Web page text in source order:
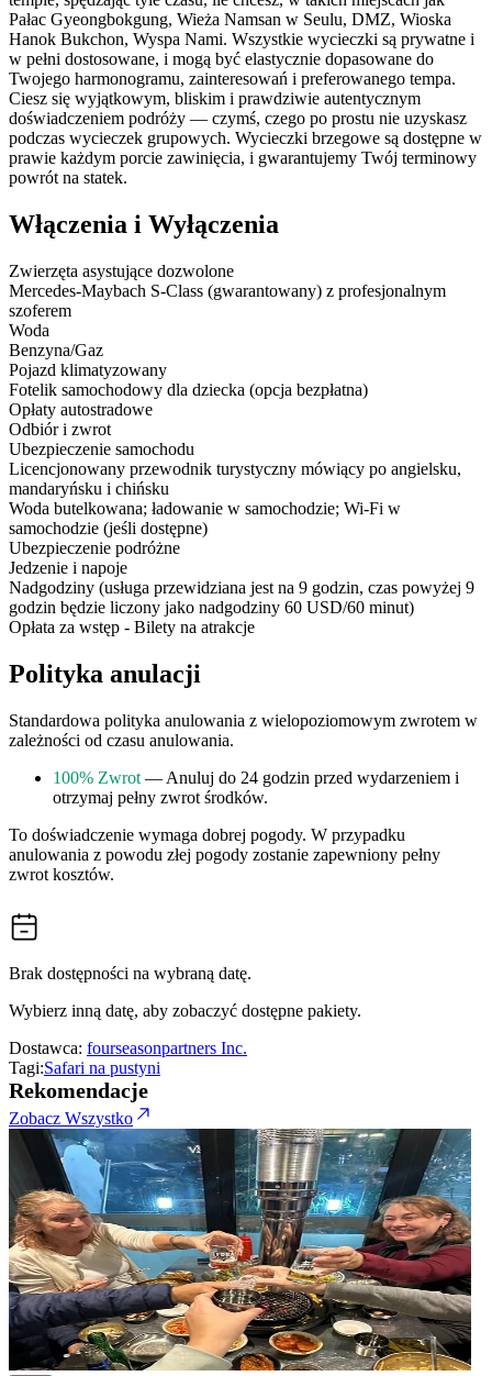
Pałac Gyeongbokgung, Wieża Namsan w Seulu, DMZ, Wioska
Hanok Bukchon, Wyspa Nami. Wszystkie wycieczki są prywatne i
w pełni dostosowane, i mogą być elastycznie dopasowane do
Twojego harmonogramu, zainteresowań i preferowanego tempa.
Ciesz się wyjątkowym, bliskim i prawdziwie autentycznym
doświadczeniem podróży — czymś, czego po prostu nie uzyskasz
podczas wycieczek grupowych. Wycieczki brzegowe są dostępne w
prawie każdym porcie zawinięcia, i gwarantujemy Twój terminowy
powrót na statek.
Włączenia i Wyłączenia
Zwierzęta asystujące dozwolone
Mercedes‑Maybach S‑Class (gwarantowany) z profesjonalnym
szoferem
Woda
Benzyna/Gaz
Pojazd klimatyzowany
Fotelik samochodowy dla dziecka (opcja bezpłatna)
Opłaty autostradowe
Odbiór i zwrot
Ubezpieczenie samochodu
Licencjonowany przewodnik turystyczny mówiący po angielsku,
mandaryńsku i chińsku
Woda butelkowana; ładowanie w samochodzie; Wi-Fi w
samochodzie (jeśli dostępne)
Ubezpieczenie podróżne
Jedzenie i napoje
Nadgodziny (usługa przewidziana jest na 9 godzin, czas powyżej 9
godzin będzie liczony jako nadgodziny 60 USD/60 minut)
Opłata za wstęp - Bilety na atrakcje
Polityka anulacji
Standardowa polityka anulowania z wielopoziomowym zwrotem w
zależności od czasu anulowania.
100% Zwrot — Anuluj do 24 godzin przed wydarzeniem i
otrzymaj pełny zwrot środków.
To doświadczenie wymaga dobrej pogody. W przypadku
anulowania z powodu złej pogody zostanie zapewniony pełny
zwrot kosztów.
Brak dostępności na wybraną datę.
Wybierz inną datę, aby zobaczyć dostępne pakiety.
Dostawca: fourseasonpartners Inc.
Tagi:Safari na pustyni
Rekomendacje
Zobacz Wszystko